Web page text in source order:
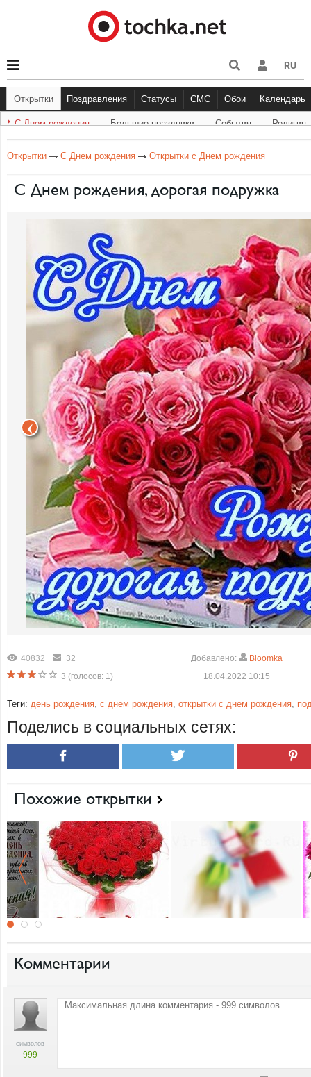
RU
Открытки Поздравления
С Днем рождения Большие праздники Cобытия
Статусы
Другое Прикольные Грустные
СМС
С Днём Рождения
Обои
Музыка
Календарь
С Днем рождения Большие праздники События Религия
Открытки С Днем рождения Открытки с Днем рождения
С Днем рождения, дорогая подружка
40832
32
3 (голосов: 1)
Добавлено:
Bloomka
18.04.2022 10:15
Теги: день рождения, с днем рождения, открытки с днем рождения,
Поделись в социальных сетях:
Похожие открытки
Комментарии
символов
999